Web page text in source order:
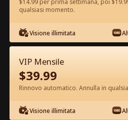
Guarda
$14.99 per prima settimana, poi
qualsiasi momento.
Visione illimitata
VIP Mensile
$39.99
Rinnovo automatico. Annulla in
Visione illimitata